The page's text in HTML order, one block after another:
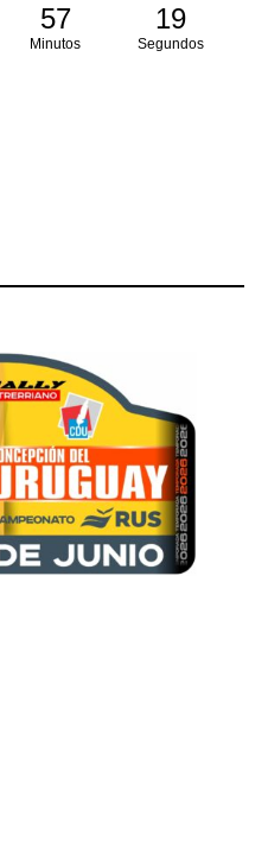
57
Minutos
18
Segundos